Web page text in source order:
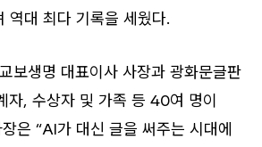
역대 최다 기록을 세웠다.
보생명 대표이사 사장과 광화문글판
자, 수상자 및 가족 등 40여 명이
은 “AI가 대신 글을 써주는 시대에